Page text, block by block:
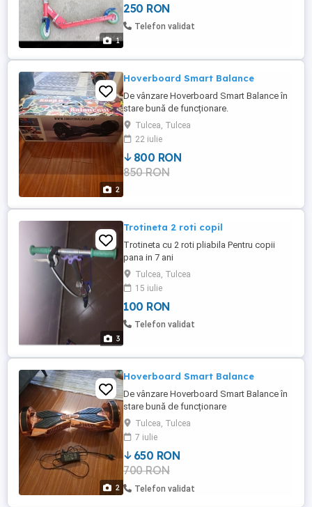
1
250 RON
Telefon validat
2
Hoverboard Smart Balance
De vânzare Hoverboard Smart Balance în
stare bună de funcționare.
Tulcea, Tulcea
22 iulie
800 RON
850 RON
3
Trotineta 2 roti copil
Trotineta cu 2 roti pliabila Pentru copii
pana in 7 ani
Tulcea, Tulcea
15 iulie
100 RON
Telefon validat
2
Hoverboard Smart Balance
De vânzare Hoverboard Smart Balance în
stare bună de funcționare
Tulcea, Tulcea
7 iulie
650 RON
700 RON
Telefon validat